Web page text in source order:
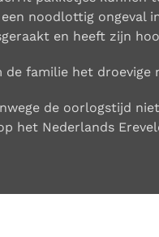
noodlottig ongeval
en heeft zijn
de familie het droevige
de oorlogstijd
het Nederlands